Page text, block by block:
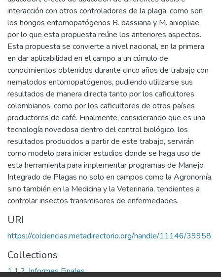
interacción con otros controladores de la plaga, como son
los hongos entomopatógenos B. bassiana y M. aniopliae,
por lo que esta propuesta reúne los anteriores aspectos.
Esta propuesta se convierte a nivel nacional, en la primera
en dar aplicabilidad en el campo a un cúmulo de
conocimientos obtenidos durante cinco años de trabajo con
nematodos entomopatógenos, pudiendo utilizarse sus
resultados de manera directa tanto por los caficultores
colombianos, como por los caficultores de otros países
productores de café. Finalmente, considerando que es una
tecnología novedosa dentro del control biológico, los
resultados producidos a partir de este trabajo, servirán
como modelo para iniciar estudios donde se haga uso de
esta herramienta para implementar programas de Manejo
Integrado de Plagas no solo en campos como la Agronomía,
sino también en la Medicina y la Veterinaria, tendientes a
controlar insectos transmisores de enfermedades.
URI
https://colciencias.metadirectorio.org/handle/11146/39958
Collections
1.1.2. Informes Finales